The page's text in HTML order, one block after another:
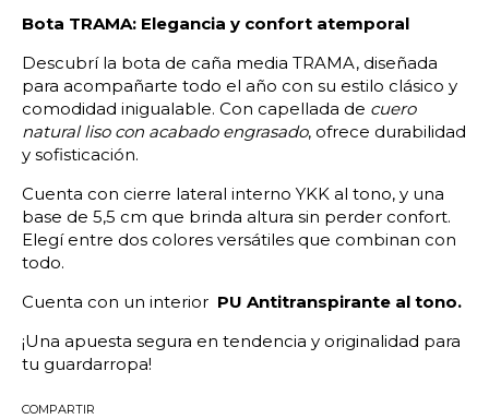
Bota TRAMA: Elegancia y confort atemporal
Descubrí la bota de caña media TRAMA, diseñada
para acompañarte todo el año con su estilo clásico y
comodidad inigualable. Con capellada de cuero
natural liso con acabado engrasado, ofrece durabilidad
y sofisticación.
Cuenta con cierre lateral interno YKK al tono, y una
base de 5,5 cm que brinda altura sin perder confort.
Elegí entre dos colores versátiles que combinan con
todo.
Cuenta con un interior PU Antitranspirante al tono.
¡Una apuesta segura en tendencia y originalidad para
tu guardarropa!
COMPARTIR